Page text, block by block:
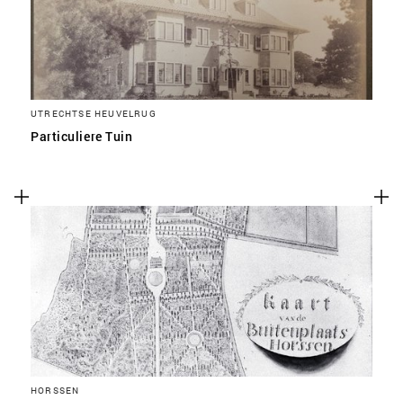
UTRECHTSE HEUVELRUG
Particuliere Tuin
HORSSEN